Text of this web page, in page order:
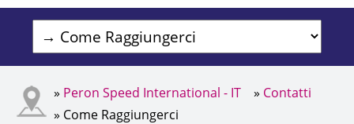
» Peron Speed International - IT » Contatti
» Come Raggiungerci